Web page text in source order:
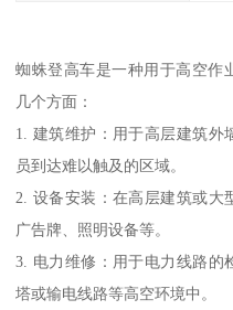
蜘蛛登高车是一种用于高空作
几个方面：
1. 建筑维护：用于高层建筑外
员到达难以触及的区域。
2. 设备安装：在高层建筑或大
广告牌、照明设备等。
3. 电力维修：用于电力线路的
塔或输电线路等高空环境中。